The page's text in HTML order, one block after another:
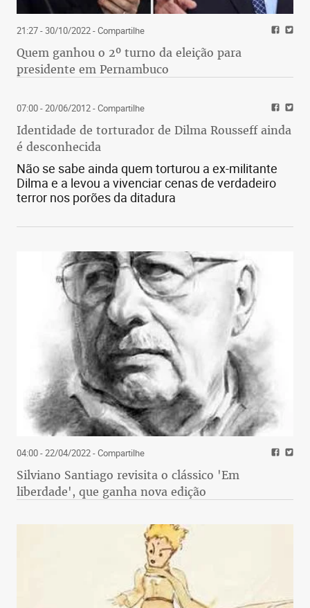
21:27 - 30/10/2022- Compartilhe
Quem ganhou o 2º turno da eleição para
presidente em Pernambuco
07:00 - 20/06/2012- Compartilhe
Identidade de torturador de Dilma Rousseff ainda
é desconhecida
Não se sabe ainda quem torturou a ex-militante
Dilma e a levou a vivenciar cenas de verdadeiro
terror nos porões da ditadura
04:00 - 22/04/2022- Compartilhe
Silviano Santiago revisita o clássico 'Em
liberdade', que ganha nova edição